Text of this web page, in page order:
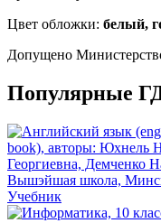
Цвет обложки: белый,
Допущено
Популярные
Учебник